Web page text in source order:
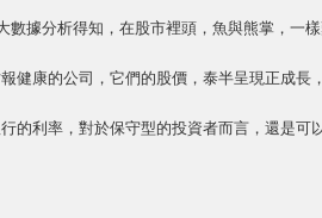
數據分析得知，在股市裡頭，魚與熊掌，一
健康的公司，它們的股價，泰半呈現正成長
的利率，對於保守型的投資者而言，還是可